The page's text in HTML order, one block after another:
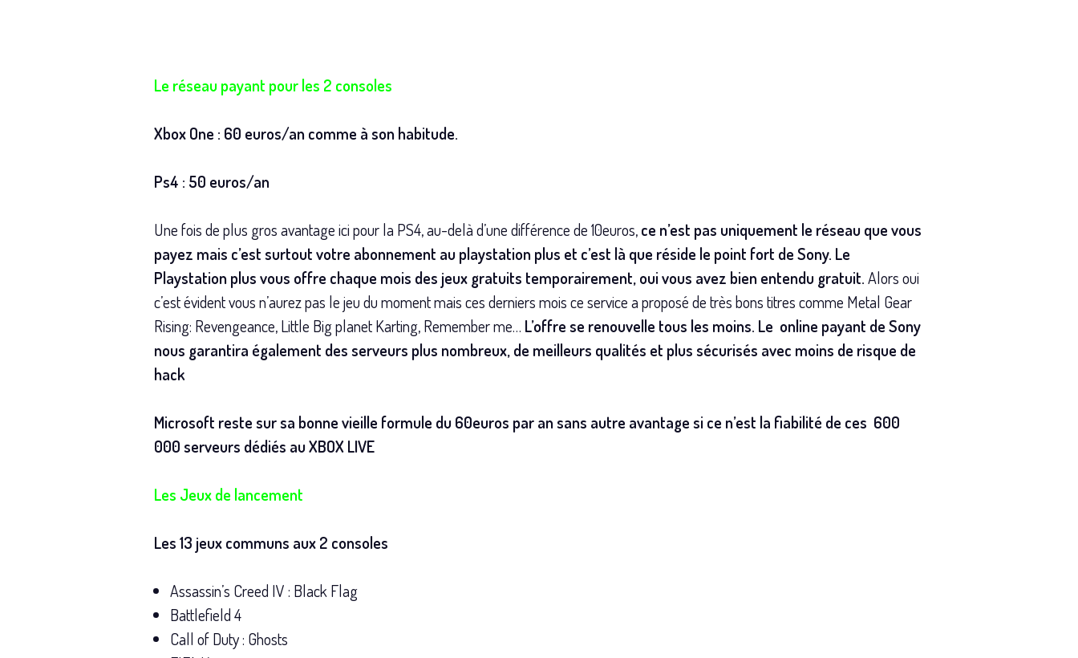
Le réseau payant pour les 2 consoles
Xbox One : 60 euros/an comme à son habitude.
Ps4 : 50 euros/an
Une fois de plus gros avantage ici pour la PS4, au-delà d’une différence de 10euros,ce n’est pas uniquement le réseau que vous
payez mais c’est surtout votre abonnement au playstation plus et c’est là que réside le point fort de Sony. Le
Playstation plus vous offre chaque mois des jeux gratuits temporairement, oui vous avez bien entendu gratuit.Alors oui
c’est évident vous n’aurez pas le jeu du moment mais ces derniers mois ce service a proposé de très bons titres comme Metal Gear
Rising: Revengeance, Little Big planet Karting, Remember me… L’offre se renouvelle tous les moins. Le online payant de Sony
nous garantira également des serveurs plus nombreux, de meilleurs qualités et plus sécurisés avec moins de risque de
hack
Microsoft reste sur sa bonne vieille formule du 60euros par an sans autre avantage si ce n’est la fiabilité de ces 600
000 serveurs dédiés au XBOX LIVE
Les Jeux de lancement
Les 13 jeux communs aux 2 consoles
Assassin’s Creed IV : Black Flag
Battlefield 4
Call of Duty : Ghosts